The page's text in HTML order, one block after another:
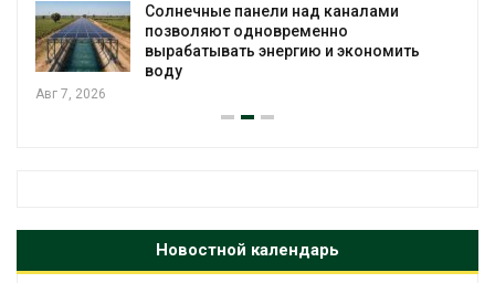
Солнечные панели над каналами
позволяют одновременно
вырабатывать энергию и экономить
воду
Авг 7, 2026
Новостной календарь